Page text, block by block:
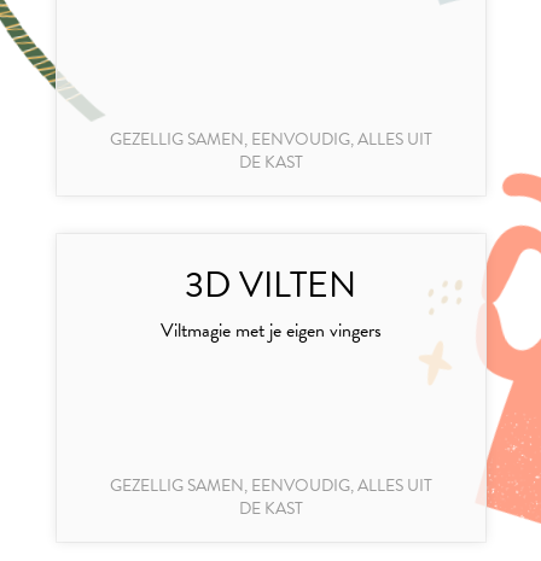
ALLES UIT DE KAST
GEZELLIG SAMEN, EENVOUDIG, ALLES UIT
DE KAST
3D VILTEN
Viltmagie met je eigen vingers
GEZELLIG SAMEN, EENVOUDIG, ALLES UIT
DE KAST